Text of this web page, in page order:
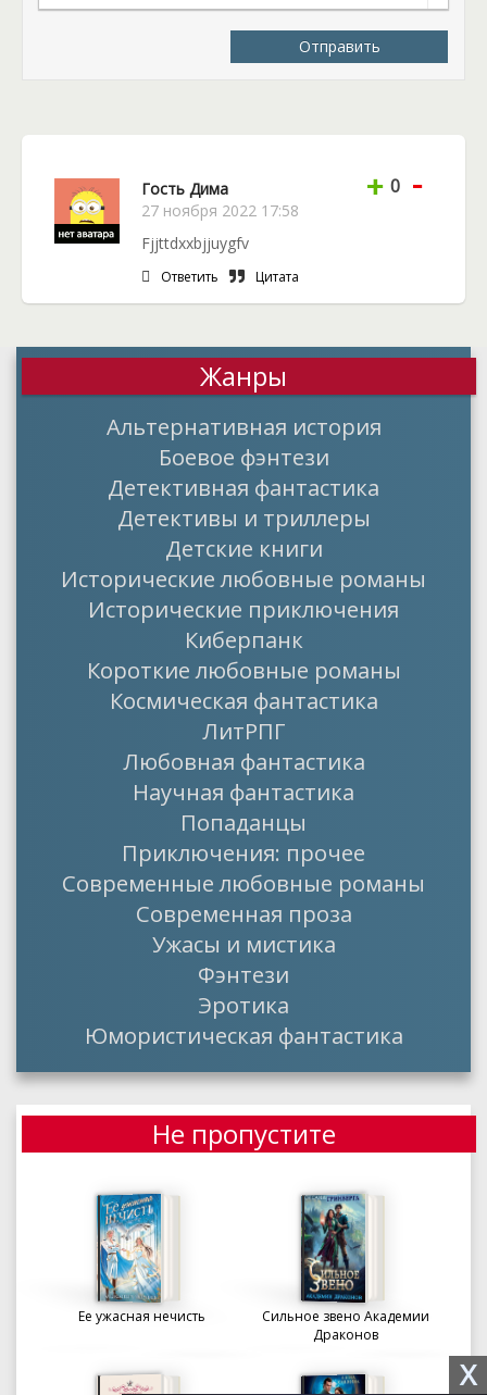
Отправить
Гость Дима
27 ноября 2022 17:58
+ 0 -
Fjjttdxxbjjuygfv
Ответить Цитата
Жанры
Альтернативная история
Боевое фэнтези
Детективная фантастика
Детективы и триллеры
Детские книги
Исторические любовные романы
Исторические приключения
Киберпанк
Короткие любовные романы
Космическая фантастика
ЛитРПГ
Любовная фантастика
Научная фантастика
Попаданцы
Приключения: прочее
Современные любовные романы
Современная проза
Ужасы и мистика
Фэнтези
Эротика
Юмористическая фантастика
Не пропустите
Ее ужасная нечисть
Сильное звено Академии
Драконов
X